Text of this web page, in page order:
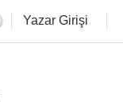
Yazar Girişi